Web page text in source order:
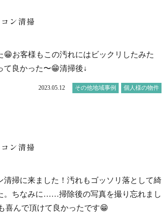
ン清掃
😁お客様もこの汚れにはビックリしたみた
て良かった〜😁清掃後↓
2023.05.12 その他地域事例 個人様の物件
ン清掃
清掃に来ました！汚れもゴッソリ落として綺
。ちなみに……掃除後の写真を撮り忘れまし
喜んで頂けて良かったです😁